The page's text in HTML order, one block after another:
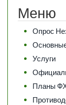
Меню
Опрос
Услуги
Планы